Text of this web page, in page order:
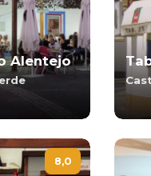
Alentejo
8,0